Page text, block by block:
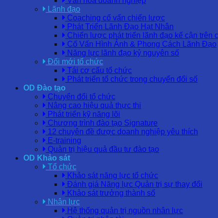
Lãnh đạo
Coaching cố vấn chiến lược
Phát Triển Lãnh Đạo Hạt Nhân
Chiến lược phát triển lãnh đạo kế cận trên
Cố Vấn Hình Ảnh & Phong Cách Lãnh Đạo
Năng lực lãnh đạo kỷ nguyên số
Đổi mới tổ chức
Tái cơ cấu tổ chức
Phát triển tổ chức trong chuyển đổi số
OD Đào tạo
Chuyển đổi tổ chức
Nâng cao hiệu quả thực thi
Phát triển kỹ năng lõi
Chương trình đào tạo Signature
12 chuyên đề được doanh nghiệp yêu thích
E-training
Quản trị hiệu quả đầu tư đào tạo
OD Khảo sát
Tổ chức
Khảo sát năng lực tổ chức
Đánh giá Năng lực Quản trị sự thay đổi
Khảo sát trưởng thành số
Nhân lực
Hệ thống quản trị nguồn nhân lực